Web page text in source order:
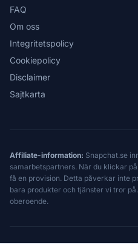
FAQ
Om oss
Integritetspolicy
Cookiepolicy
Disclaimer
Sajtkarta
Affiliate-information: Snapchat.se
samarbetspartners. När du klickar
få en provision. Detta påverkar inte
bara produkter och tjänster vi tror
oberoende.